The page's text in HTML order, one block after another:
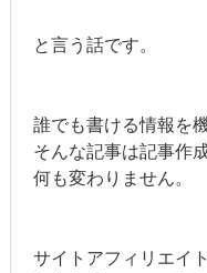
と言う話です。
誰でも書ける情報を
そんな記事は記事作
何も変わりません。
サイトアフィリエイ